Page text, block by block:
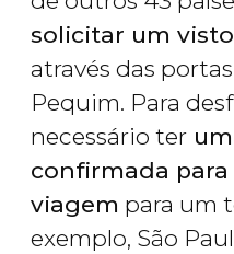
solicitar um visto
através das
Pequim. Para
necessário ter
confirmada
viagem para um
exemplo, São